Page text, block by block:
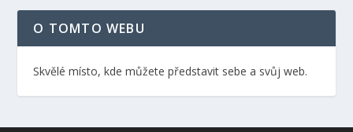
O TOMTO WEBU
Skvělé místo, kde můžete představit sebe a svůj web.